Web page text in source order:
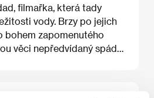
filmařka, která tady
vody. Brzy po jejich
bohem zapomenutého
věci nepředvídaný spád…